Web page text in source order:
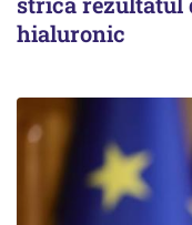
hialuronic